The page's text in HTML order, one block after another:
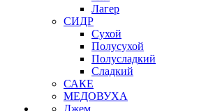
Лагер
СИДР
Сухой
Полусухой
Полусладкий
Сладкий
САКЕ
МЕДОВУХА
Джем